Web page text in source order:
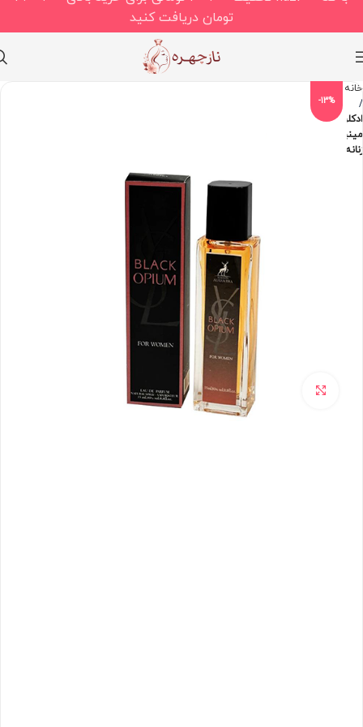
خانه
ادکلن
مینیاتوری
زنانه
-13%
برای بزرگنمایی کلیک کنید
تومان دریافت کنید